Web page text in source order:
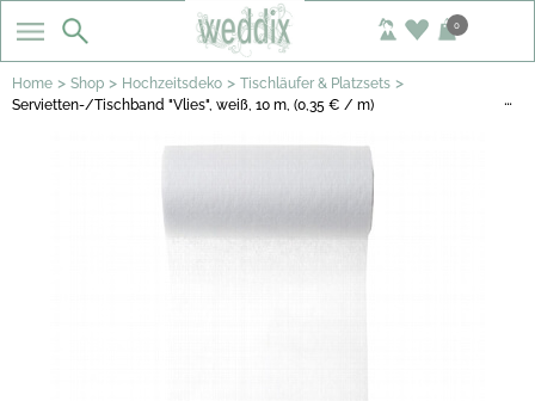
0
Home > Shop > Hochzeitsdeko > Tischläufer & Platzsets >
Servietten-/Tischband "Vlies", weiß, 10 m, (0,35 € / m) …